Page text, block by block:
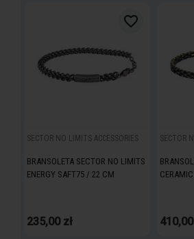
SECTOR NO LIMITS ACCESSORIES
BRANSOLETA SECTOR NO LIMITS
ENERGY SAFT75 / 22 CM
235,00 zł
favorite_border
SECTOR